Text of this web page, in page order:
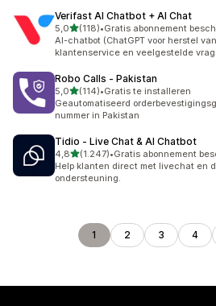
Verifast AI Chatbot + AI Chat
5,0van 5 sterren
(118)
118 recensies in totaal
•Gratis abonnement
AI-chatbot (ChatGPT voor herstel
klantenservice en veelgestelde
Robo Calls ‑ Pakistan
5,0van 5 sterren
(114)
114 recensies in totaal
•Gratis te installeren
Geautomatiseerd
nummer in Pakistan
Tidio ‑ Live Chat & AI Chatbot
4,8van 5 sterren
(1.247)
1247 recensies in totaal
•Gratis abonnement
Help klanten direct met livechat en
ondersteuning.
1 2 3 4